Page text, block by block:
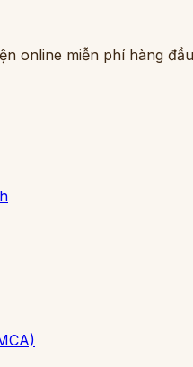
online miễn phí hàng